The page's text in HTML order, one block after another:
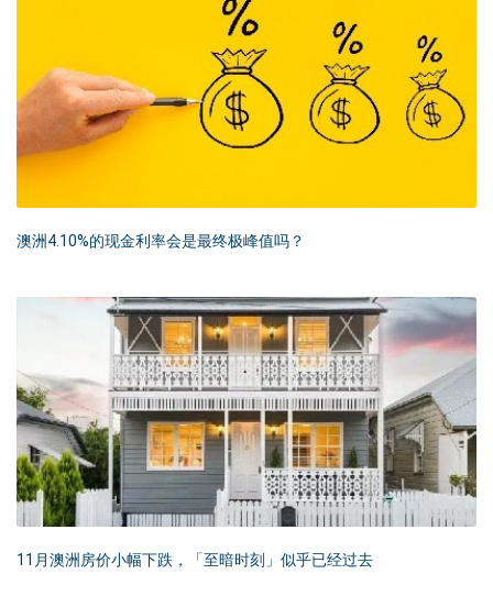
澳洲4.10%的现金利率会是最终极峰值吗？
11月澳洲房价小幅下跌，「至暗时刻」似乎已经过去